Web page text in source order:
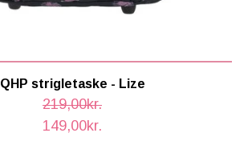
QHP strigletaske - Lize
219,00kr.
149,00kr.